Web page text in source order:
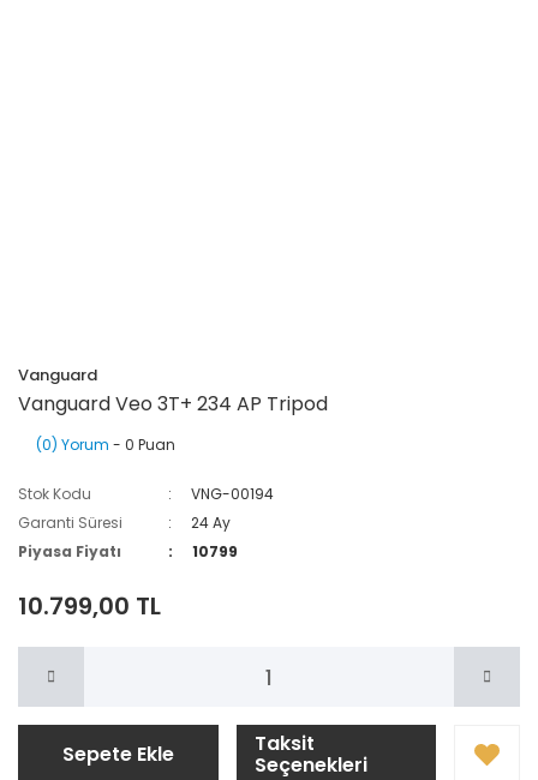
Vanguard
Vanguard Veo 3T+ 234 AP Tripod
(0) Yorum - 0 Puan
Stok Kodu
VNG-00194
Garanti Süresi
24 Ay
Piyasa Fiyatı
10799
10.799,00 TL
Sepete Ekle Taksit
Seçenekleri